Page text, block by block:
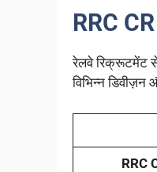
RRC
रेलवे रिक्रूटमेंट
विभिन्न डिवीज़न
RRC